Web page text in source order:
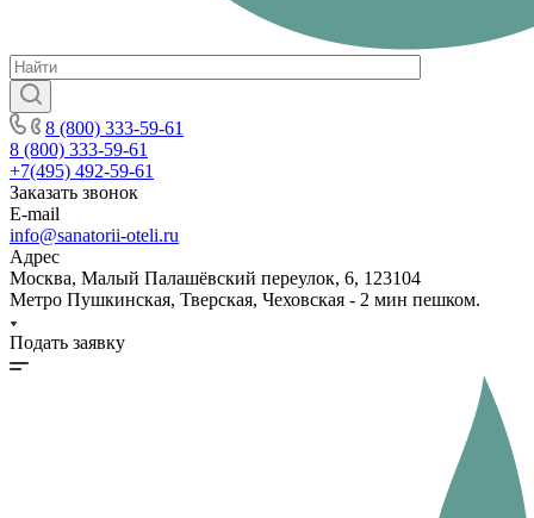
8 (800) 333-59-61
8 (800) 333-59-61
+7(495) 492-59-61
Заказать звонок
E-mail
info@sanatorii-oteli.ru
Адрес
Москва, Малый Палашёвский переулок, 6, 123104
Метро Пушкинская, Тверская, Чеховская - 2 мин пешком.
Подать заявку